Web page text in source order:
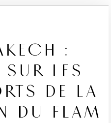
:
LES
DE LA
DU FLAM